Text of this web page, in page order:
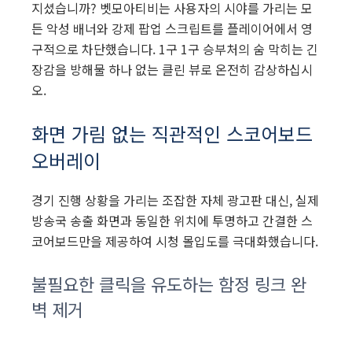
지셨습니까? 벳모아티비는 사용자의 시야를 가리는 모
든 악성 배너와 강제 팝업 스크립트를 플레이어에서 영
구적으로 차단했습니다. 1구 1구 승부처의 숨 막히는 긴
장감을 방해물 하나 없는 클린 뷰로 온전히 감상하십시
오.
화면 가림 없는 직관적인 스코어보드
오버레이
경기 진행 상황을 가리는 조잡한 자체 광고판 대신, 실제
방송국 송출 화면과 동일한 위치에 투명하고 간결한 스
코어보드만을 제공하여 시청 몰입도를 극대화했습니다.
불필요한 클릭을 유도하는 함정 링크 완
벽 제거